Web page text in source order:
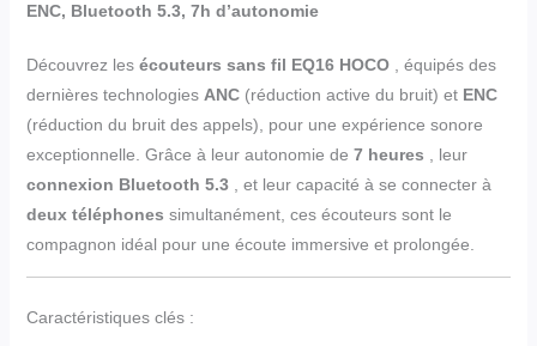
ENC, Bluetooth 5.3, 7h d’autonomie
Découvrez les écouteurs sans fil EQ16 HOCO, équipés des
dernières technologies ANC(réduction active du bruit) et ENC
(réduction du bruit des appels), pour une expérience sonore
exceptionnelle. Grâce à leur autonomie de 7 heures , leur
connexion Bluetooth 5.3, et leur capacité à se connecter à
deux téléphones simultanément, ces écouteurs sont le
compagnon idéal pour une écoute immersive et prolongée.
Caractéristiques clés :